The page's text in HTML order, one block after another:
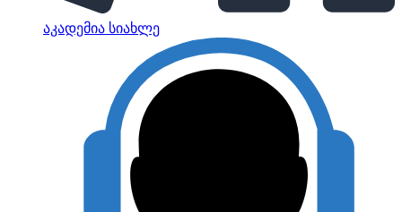
აკადემია სიახლე